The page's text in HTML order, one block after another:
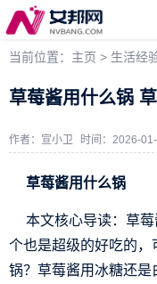
当前位置： 主页 > 生活经
草莓酱用什么锅
作者：宣小卫 时间：2026-
草莓酱用什么锅
本文核心导读：草
个也是超级的好吃的，
锅？草莓酱用冰糖还是